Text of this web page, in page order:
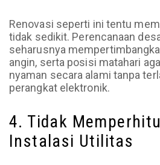
Renovasi seperti ini tentu
tidak sedikit. Perencanaan
seharusnya
angin, serta posisi matahari
nyaman secara alami tanpa
perangkat elektronik.
4. Tidak
Instalasi Utilitas